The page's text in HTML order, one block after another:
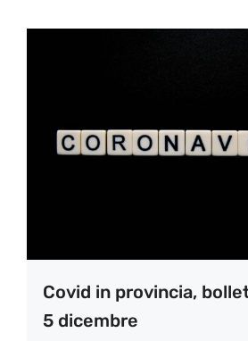
Covid in provincia,
5 dicembre